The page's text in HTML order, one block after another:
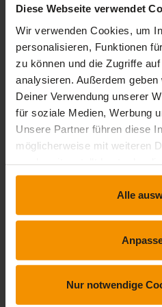
Diese Webseite verwendet
Wir verwenden Cookies, um
personalisieren, Funktionen
zu können und die Zugriffe
analysieren. Außerdem
Deiner Verwendung unserer
für soziale Medien, Werbung
Unsere Partner führen diese
möglicherweise mit weiteren
Nutzung der Dienste
Alle
Nur notwendige
Gesamtbewertung
Bewertungen
1stars: